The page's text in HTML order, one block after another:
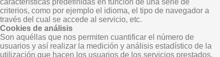
criterios, como por ejemplo el idioma, el tipo de navegador a
través del cual se accede al servicio, etc.
Cookies de análisis
Son aquéllas que nos permiten cuantificar el número de
usuarios y así realizar la medición y análisis estadístico de la
utilización que hacen los usuarios de los servicios prestados.